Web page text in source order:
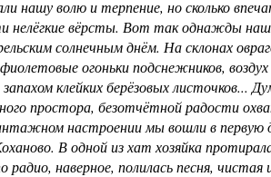
нашу волю и терпение, но сколько
нелёгкие вёрсты. Вот так однажды
солнечным днём. На склонах
огоньки подснежников,
клейких берёзовых листочков...
простора, безотчётной радости
настроении мы вошли в первую
В одной из хат хозяйка
радио, наверное, полилась песня,